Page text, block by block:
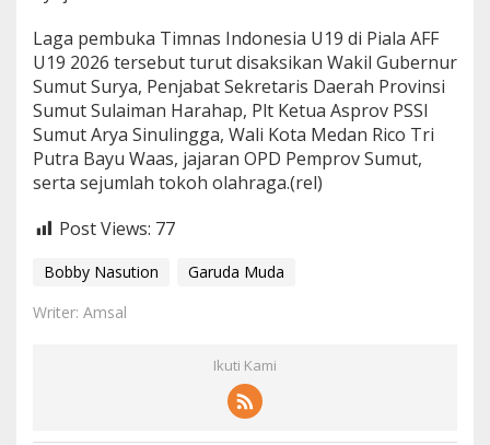
Laga pembuka Timnas Indonesia U19 di Piala AFF
U19 2026 tersebut turut disaksikan Wakil Gubernur
Sumut Surya, Penjabat Sekretaris Daerah Provinsi
Sumut Sulaiman Harahap, Plt Ketua Asprov PSSI
Sumut Arya Sinulingga, Wali Kota Medan Rico Tri
Putra Bayu Waas, jajaran OPD Pemprov Sumut,
serta sejumlah tokoh olahraga.(rel)
Post Views: 77
Bobby Nasution
Garuda Muda
Writer: Amsal
Ikuti Kami